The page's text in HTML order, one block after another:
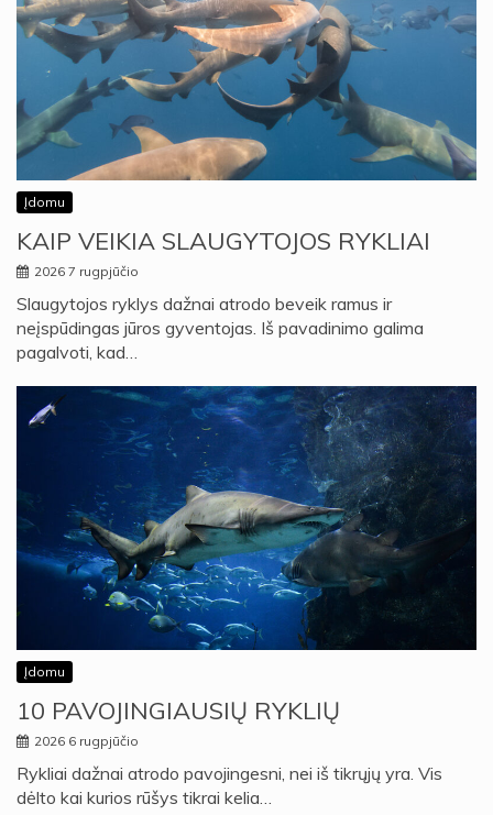
Įdomu
KAIP VEIKIA SLAUGYTOJOS RYKLIAI
2026 7 rugpjūčio
Slaugytojos ryklys dažnai atrodo beveik ramus ir
neįspūdingas jūros gyventojas. Iš pavadinimo galima
pagalvoti, kad…
Įdomu
10 PAVOJINGIAUSIŲ RYKLIŲ
2026 6 rugpjūčio
Rykliai dažnai atrodo pavojingesni, nei iš tikrųjų yra. Vis
dėlto kai kurios rūšys tikrai kelia…